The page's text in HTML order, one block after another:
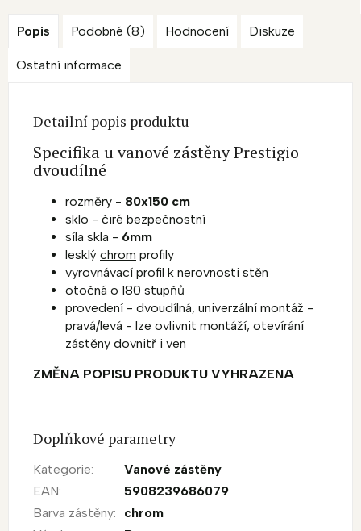
Popis Podobné (8) Hodnocení Diskuze
Ostatní informace
Detailní popis produktu
Specifika u vanové zástěny Prestigio
dvoudílné
rozměry - 80x150 cm
sklo - čiré bezpečnostní
síla skla - 6mm
lesklý chrom profily
vyrovnávací profil k nerovnosti stěn
otočná o 180 stupňů
provedení - dvoudílná, univerzální montáž -
pravá/levá - lze ovlivnit montáží, otevírání
zástěny dovnitř i ven
ZMĚNA POPISU PRODUKTU VYHRAZENA
Doplňkové parametry
Kategorie:
Vanové zástěny
EAN:
5908239686079
Barva zástěny:
chrom